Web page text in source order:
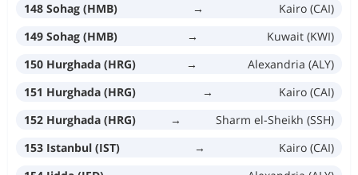
148 Sohag (HMB)
→
Kairo (CAI)
149 Sohag (HMB)
→
Kuwait (KWI)
150 Hurghada (HRG)
→
Alexandria (ALY)
151 Hurghada (HRG)
→
Kairo (CAI)
152 Hurghada (HRG)
→
Sharm el-Sheikh (SSH)
153 Istanbul (IST)
→
Kairo (CAI)